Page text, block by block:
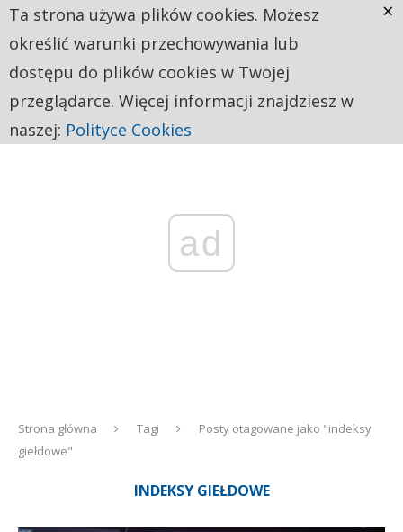
ad
Strona główna Tagi
Posty otagowane jako "indeksy
giełdowe"
INDEKSY GIEŁDOWE
Ta strona używa plików cookies. Możesz
określić warunki przechowywania lub
dostępu do plików cookies w Twojej
przeglądarce. Więcej informacji znajdziesz w
naszej: Polityce Cookies
×